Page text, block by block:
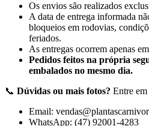
Os envios são realizados
A data de entrega informada
bloqueios em rodovias,
feriados.
As entregas ocorrem apenas em
Pedidos feitos na própria
embalados no mesmo dia.
📞 Dúvidas ou mais fotos? Entre
Email:
WhatsApp: (47) 92001-4283